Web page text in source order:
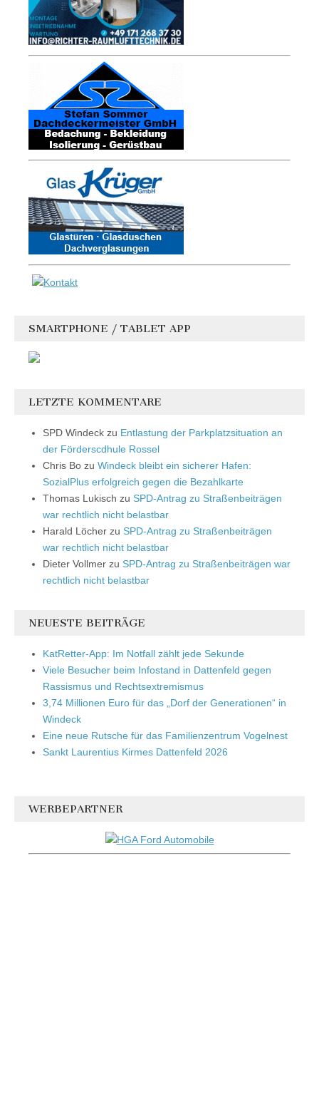
SMARTPHONE / TABLET APP
LETZTE KOMMENTARE
SPD Windeck zu Entlastung der Parkplatzsituation an
der Förderscdhule Rossel
Chris Bo zu Windeck bleibt ein sicherer Hafen:
SozialPlus erfolgreich gegen die Bezahlkarte
Thomas Lukisch zu SPD-Antrag zu Straßenbeiträgen
war rechtlich nicht belastbar
Harald Löcher zu SPD-Antrag zu Straßenbeiträgen
war rechtlich nicht belastbar
Dieter Vollmer zu SPD-Antrag zu Straßenbeiträgen war
rechtlich nicht belastbar
NEUESTE BEITRÄGE
KatRetter-App: Im Notfall zählt jede Sekunde
Viele Besucher beim Infostand in Dattenfeld gegen
Rassismus und Rechtsextremismus
3,74 Millionen Euro für das „Dorf der Generationen“ in
Windeck
Eine neue Rutsche für das Familienzentrum Vogelnest
Sankt Laurentius Kirmes Dattenfeld 2026
WERBEPARTNER